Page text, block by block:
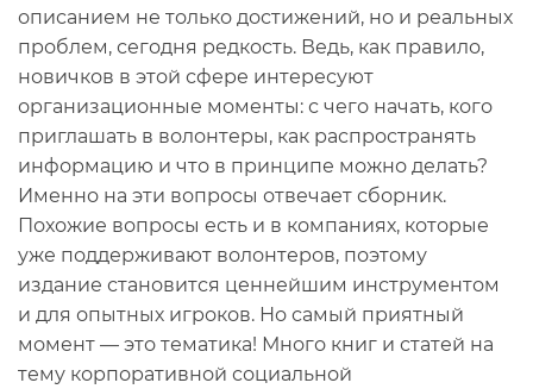
описанием не только достижений, но и реальных
проблем, сегодня редкость. Ведь, как правило,
новичков в этой сфере интересуют
организационные моменты: с чего начать, кого
приглашать в волонтеры, как распространять
информацию и что в принципе можно делать?
Именно на эти вопросы отвечает сборник.
Похожие вопросы есть и в компаниях, которые
уже поддерживают волонтеров, поэтому
издание становится ценнейшим инструментом
и для опытных игроков. Но самый приятный
момент — это тематика! Много книг и статей на
тему корпоративной социальной